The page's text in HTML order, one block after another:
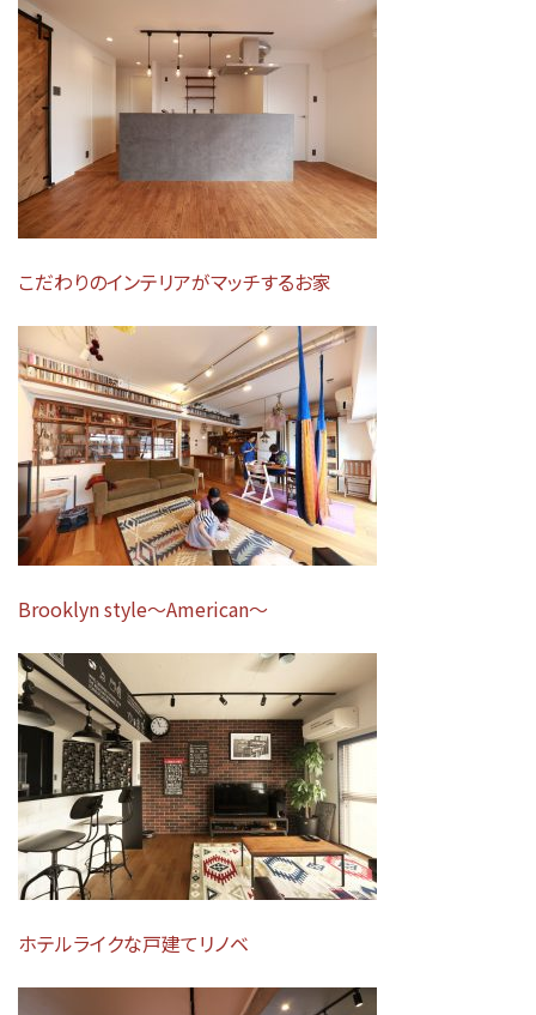
こだわりのインテリアがマッチするお家
Brooklyn style～American～
ホテルライクな戸建てリノベ